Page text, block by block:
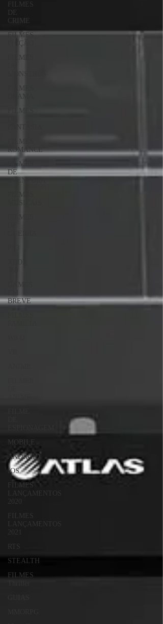
FILMES
DE
CRIME
FILMES
FICÇÃO
FILMES
MONSTROS
FILMES
DRAMA
FILMES
FILMES
ROMANCE
FILMES
DE
FILMES
MUSICAIS
FILMES
XBOX
GAMES
BREVE
MOBILE
ANDROID
IOS
FILMES
LANÇAMENTOS
2020
FILMES
LANÇAMENTOS
2021
RTS
STEALTH
FILMES